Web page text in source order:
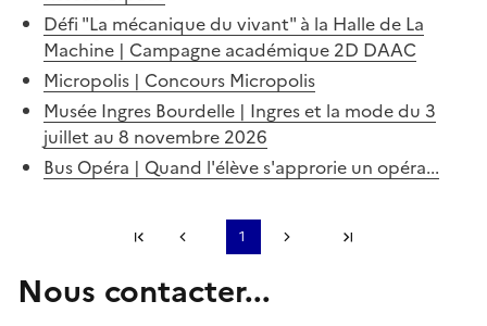
Défi "La mécanique du vivant" à la Halle de La
Machine | Campagne académique 2D DAAC
Micropolis | Concours Micropolis
Musée Ingres Bourdelle | Ingres et la mode du 3
juillet au 8 novembre 2026
Bus Opéra | Quand l'élève s'approrie un opéra...
Première page
Page précédente
1
Page suivanteDernière page
S'abonner à Accordéon
Nous contacter...